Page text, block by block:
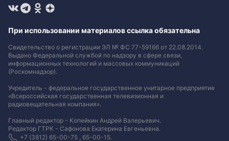
При использовании материалов ссылка обязательна
Свидетельство о регистрации ЭЛ № ФС 77-59166 от 22.08.2014.
Выдано Федеральной службой по надзору в сфере связи,
информационных технологий и массовых коммуникаций
(Роскомнадзор).
Учредитель - федеральное государственное унитарное предприятие
«Всероссийская государственная телевизионная и
радиовещательная компания».
Главный редактор - Копейкин Андрей Валерьевич.
Редактор ГТРК - Сафонова Екатерина Евгеньевна.
+7 (3812) 65-00-75 , 65-00-15.